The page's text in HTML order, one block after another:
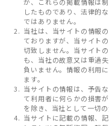
したものであり、法律的
ではありません。
当社は、当サイトの情報
ておりますが、当サイト
切致しません。当サイト
も、当社の故意又は重過
負いません。情報の利用
ます。
当サイトの情報は、予告
て利用者に何らかの損害
を除き、当社として一切の
当サイトに記載の情報、